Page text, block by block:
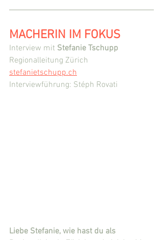
MACHERIN IM FOKUS
Interview mit Stefanie Tschupp
Regionalleitung Zürich
stefanietschupp.ch
Interviewführung: Stéph Rovati
Liebe Stefanie, wie hast du als